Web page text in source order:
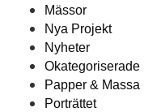
Mässor
Nya Projekt
Nyheter
Okategoriserade
Papper & Massa
Porträttet